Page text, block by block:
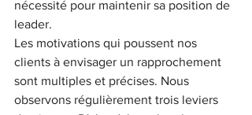
nécessité pour maintenir sa position de
leader.
Les motivations qui poussent nos
clients à envisager un rapprochement
sont multiples et précises. Nous
observons régulièrement trois leviers